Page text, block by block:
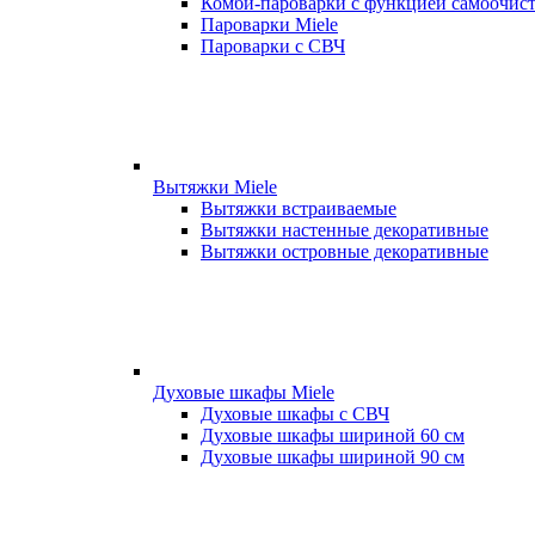
Пароварки Miele
Пароварки с СВЧ
Вытяжки Miele
Вытяжки встраиваемые
Вытяжки настенные декоративные
Вытяжки островные декоративные
Духовые шкафы Miele
Духовые шкафы с СВЧ
Духовые шкафы шириной 60 см
Духовые шкафы шириной 90 см